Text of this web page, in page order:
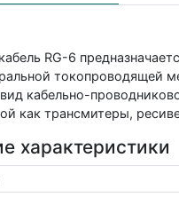
RG-6
токопроводящей
кабельно-
как трансмитеры,
характеристики